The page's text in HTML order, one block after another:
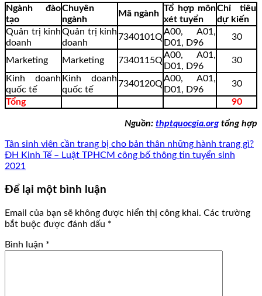
Ngành đào
tạo
Chuyên
ngành
Mã ngành
Tổ hợp môn
xét tuyển
Chỉ tiêu
dự kiến
Quản trị kinh
doanh
Quản trị kinh
doanh
7340101Q
A00, A01,
D01, D96
30
Marketing Marketing 7340115Q
A00, A01,
D01, D96
30
Kinh doanh
quốc tế
Kinh doanh
quốc tế
7340120Q
A00, A01,
D01, D96
30
Tổng
90
Nguồn: thptquocgia.orgtổng hợp
Tân sinh viên cần trang bị cho bản thân những hành trang gì?
ĐH Kinh Tế – Luật TPHCM công bố thông tin tuyển sinh
2021
Để lại một bình luận
Email của bạn sẽ không được hiển thị công khai. Các trường
bắt buộc được đánh dấu *
Bình luận *